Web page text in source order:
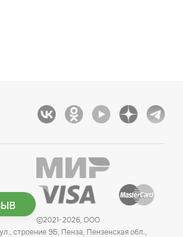
©2021-2026, ООО
строение 9Б, Пенза, Пензенская обл.,